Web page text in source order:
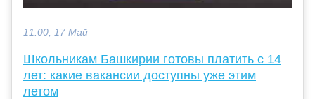
11:00, 17 Май
Школьникам Башкирии готовы платить с 14
лет: какие вакансии доступны уже этим
летом